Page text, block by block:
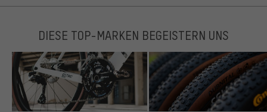
DIESE TOP-MARKEN BEGEISTERN UNS